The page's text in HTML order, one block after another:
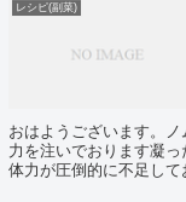
レシピ(副菜)
おはようございます。
力を注いでおります凝
体力が圧倒的に不足して